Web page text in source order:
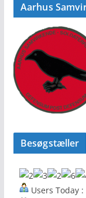
Aarhus
Besøgstæller
Users Today :